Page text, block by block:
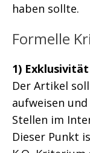
haben sollte.
Formelle
1)
Der Artikel
aufweisen
Stellen im
Dieser Punkt